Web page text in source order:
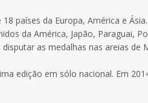
países da Europa, América e
da América, Japão, Paraguai,
as medalhas nas areias de
edição em sólo nacional. Em